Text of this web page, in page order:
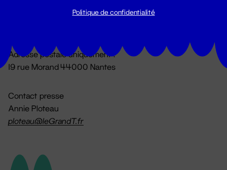
Du lundi au vendredi 14h → 18h
Adresse postale uniquement :
19 rue Morand 44000 Nantes
Contact presse
Annie Ploteau
ploteau@leGrandT.fr
Politique de confidentialité